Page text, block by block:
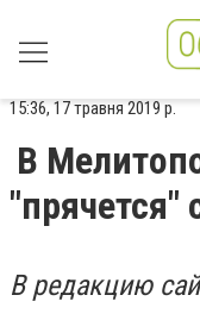
15:36, 17 травня 2019 р.
В
"прячется"
В редакцию